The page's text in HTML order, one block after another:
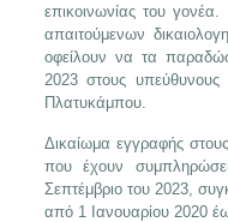
επικοινωνίας του
απαιτούμενων
οφείλουν να τα
2023 στους
Πλατυκάμπου.
Δικαίωμα εγγραφής
που έχουν
Σεπτέμβριο του 2023,
από 1 Ιανουαρίου 2020